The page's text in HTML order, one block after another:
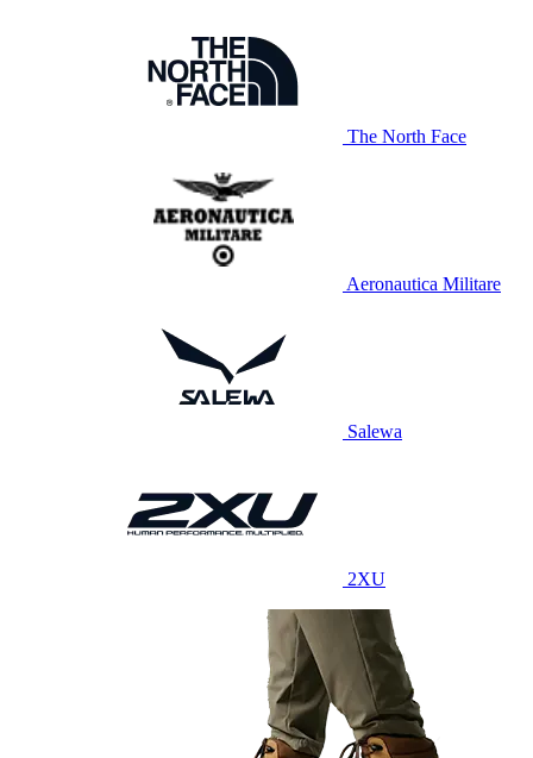
The North Face
Aeronautica Militare
Salewa
2XU